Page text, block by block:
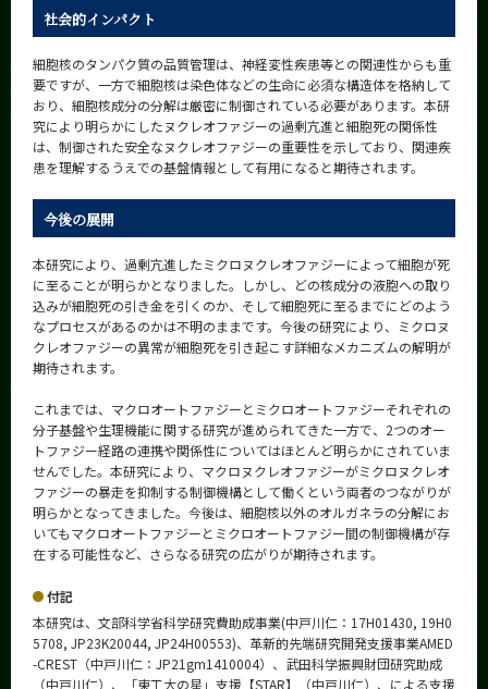
社会的インパクト
細胞核のタンパク質の品質管理は、神経変性疾患等との関連性からも重
要ですが、一方で細胞核は染色体などの生命に必須な構造体を格納して
おり、細胞核成分の分解は厳密に制御されている必要があります。本研
究により明らかにしたヌクレオファジーの過剰亢進と細胞死の関係性
は、制御された安全なヌクレオファジーの重要性を示しており、関連疾
患を理解するうえでの基盤情報として有用になると期待されます。
今後の展開
本研究により、過剰亢進したミクロヌクレオファジーによって細胞が死
に至ることが明らかとなりました。しかし、どの核成分の液胞への取り
込みが細胞死の引き金を引くのか、そして細胞死に至るまでにどのよう
なプロセスがあるのかは不明のままです。今後の研究により、ミクロヌ
クレオファジーの異常が細胞死を引き起こす詳細なメカニズムの解明が
期待されます。
これまでは、マクロオートファジーとミクロオートファジーそれぞれの
分子基盤や生理機能に関する研究が進められてきた一方で、2つのオー
トファジー経路の連携や関係性についてはほとんど明らかにされていま
せんでした。本研究により、マクロヌクレオファジーがミクロヌクレオ
ファジーの暴走を抑制する制御機構として働くという両者のつながりが
明らかとなってきました。今後は、細胞核以外のオルガネラの分解にお
いてもマクロオートファジーとミクロオートファジー間の制御機構が存
在する可能性など、さらなる研究の広がりが期待されます。
付記
本研究は、文部科学省科学研究費助成事業(中戸川仁：17H01430, 19H0
5708, JP23K20044, JP24H00553)、革新的先端研究開発支援事業AMED
-CREST（中戸川仁：JP21gm1410004）、武田科学振興財団研究助成
（中戸川仁）、「東⼯⼤の星」⽀援【STAR】（中戸川仁）、による支援